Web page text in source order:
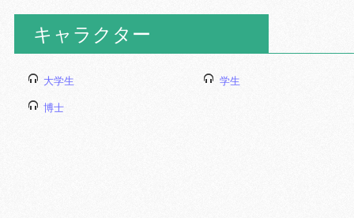
キャラクター
大学生
学生
博士